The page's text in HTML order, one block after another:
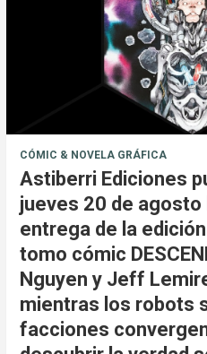
CÓMIC & NOVELA GRÁFICA
Astiberri Ediciones
jueves 20 de agosto
entrega de la
tomo cómic
Nguyen y Jeff
mientras los robots
facciones